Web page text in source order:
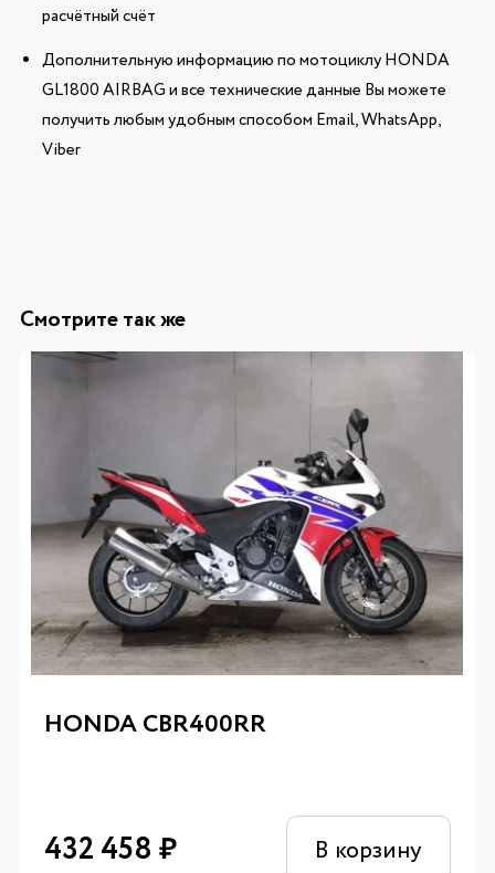
расчётный счёт
Дополнительную информацию по мотоциклу HONDA
GL1800 AIRBAG и все технические данные Вы можете
получить любым удобным способом Email, WhatsApp,
Viber
Смотрите так же
HONDA CBR400RR
432 458 ₽ В корзину